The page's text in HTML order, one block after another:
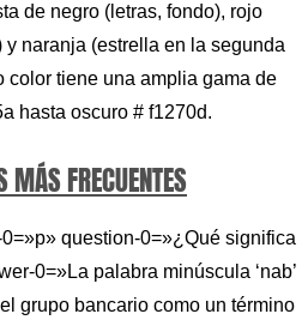
de negro (letras, fondo), rojo
naranja (estrella en la segunda
color tiene una amplia gama de
hasta oscuro # f1270d.
MÁS FRECUENTES
question-0=»¿Qué significa
0=»La palabra minúscula ‘nab’
grupo bancario como un término